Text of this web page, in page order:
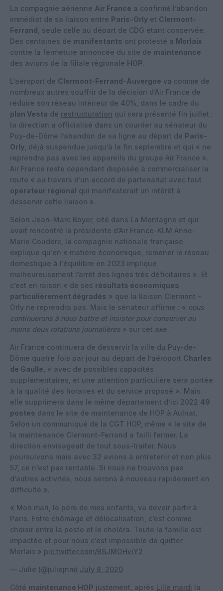
La compagnie aérienne Air France a confirmé l’abandon
immédiat de sa liaison entre Paris-Orly et Clermont-
Ferrand , seule celle au départ de CDG étant conservée.
Des centaines de manifestants ont protesté à Morlaix
contre la fermeture annoncée du site de maintenance
des avions de la filiale régionale HOP.
L’aéroport de Clermont-Ferrand-Auvergne va comme de
nombreux autres souffrir de la décision d’Air France de
réduire son réseau intérieur de 40%, dans le cadre du
plan Vesta de restructuration qui sera présenté fin juillet :
la direction a officialisé dans un courrier au sénateur du
Puy-de-Dôme l’abandon de sa ligne au départ de Paris-
Orly , déjà suspendue jusqu’à la fin septembre et qui « ne
reprendra pas avec les appareils du groupe Air France ».
Air France reste cependant disposée à commercialiser la
route « au travers d’un accord de partenariat avec tout
opérateur régional qui manifesterait un intérêt à
desservir cette liaison ».
Selon Jean-Marc Boyer, cité dans La Montagne et qui
avait rencontré la présidente d’Air France-KLM Anne-
Marie Couderc, la compagnie nationale française
explique qu’en « matière économique, ramener le réseau
domestique à l’équilibre en 2023 implique
malheureusement l’arrêt des lignes très déficitaires ». Et
c’est en raison « de ses résultats économiques
particulièrement dégradés » que la liaison Clermont –
Orly ne reprendra pas. Mais le sénateur affirme : « nous
continuerons à nous battre et insister pour conserver au
moins deux rotations journalières » sur cet axe.
Air France continuera de desservir la ville du Puy-de-
Dôme quatre fois par jour au départ de l’aéroport Charles
de Gaulle , « avec de possibles capacités
supplémentaires, et une attention particulière sera portée
à la qualité des horaires et du service proposé ». Mais
elle supprimera dans le même département d’ici 2022 49
postes dans le site de maintenance de HOP à Aulnat.
Selon un communiqué de la CGT HOP, même « le site de
la maintenance Clermont-Ferrand a failli fermer. La
direction envisageait de tout sous-traiter. Nous
poursuivons mais avec 32 avions à entretenir et non plus
57, ce n’est pas rentable. Si nous ne trouvons pas
d’autres activités, nous serons à nouveau rapidement en
difficulté ».
« Mon mari, le père de mes enfants, va devoir partir à
Paris. Entre chômage et délocalisation, c’est comme
choisir entre la peste et le choléra. Toute la famille est
impactée et pour nous c’est impossible de quitter
Morlaix » pic.twitter.com/B6JMOHviY2
— Julie (@juliejnm) July 8, 2020
Côté maintenance HOP justement, après Lille mardi la